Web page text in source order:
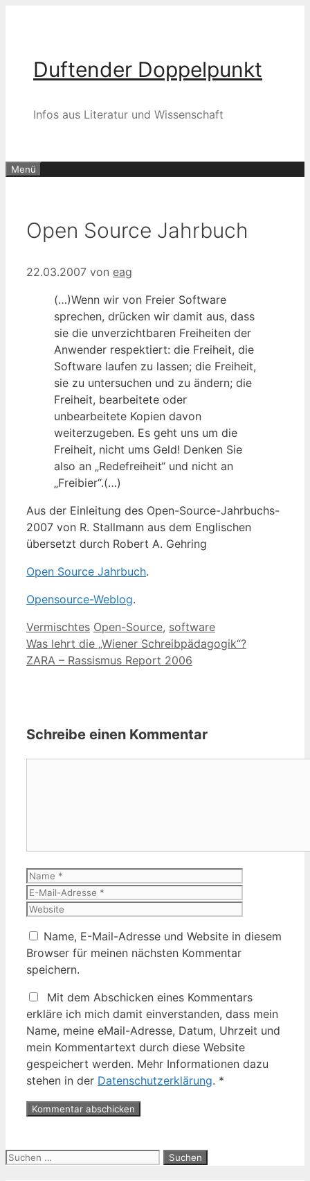
Duftender Doppelpunkt
Infos aus Literatur und Wissenschaft
Menü
Open Source Jahrbuch
22.03.2007 von eag
(…)Wenn wir von Freier Software
sprechen, drücken wir damit aus, dass
sie die unverzichtbaren Freiheiten der
Anwender respektiert: die Freiheit, die
Software laufen zu lassen; die Freiheit,
sie zu untersuchen und zu ändern; die
Freiheit, bearbeitete oder
unbearbeitete Kopien davon
weiterzugeben. Es geht uns um die
Freiheit, nicht ums Geld! Denken Sie
also an „Redefreiheit“ und nicht an
„Freibier“.(…)
Aus der Einleitung des Open-Source-Jahrbuchs-
2007 von R. Stallmann aus dem Englischen
übersetzt durch Robert A. Gehring
Open Source Jahrbuch.
Opensource-Weblog.
Kategorien
Vermischtes Schlagwörter
Open-Source, software
Was lehrt die „Wiener Schreibpädagogik“?
ZARA – Rassismus Report 2006
Schreibe einen Kommentar
Name
Name, E-Mail-Adresse und Website in diesem
Browser für meinen nächsten Kommentar
speichern.
Mit dem Abschicken eines Kommentars
erkläre ich mich damit einverstanden, dass mein
Name, meine eMail-Adresse, Datum, Uhrzeit und
mein Kommentartext durch diese Website
gespeichert werden. Mehr Informationen dazu
stehen in der Datenschutzerklärung. *
Suche